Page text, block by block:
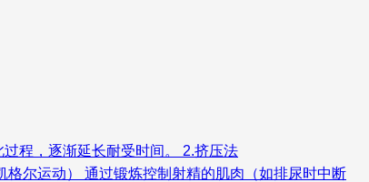
程，逐渐延长耐受时间。 2.挤压法
尔运动） 通过锻炼控制射精的肌肉（如排尿时中断